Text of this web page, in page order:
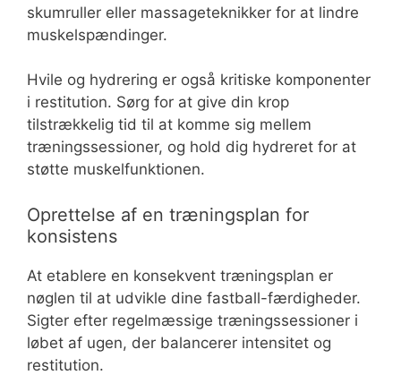
skumruller eller massageteknikker for at lindre
muskelspændinger.
Hvile og hydrering er også kritiske komponenter
i restitution. Sørg for at give din krop
tilstrækkelig tid til at komme sig mellem
træningssessioner, og hold dig hydreret for at
støtte muskelfunktionen.
Oprettelse af en træningsplan for
konsistens
At etablere en konsekvent træningsplan er
nøglen til at udvikle dine fastball-færdigheder.
Sigter efter regelmæssige træningssessioner i
løbet af ugen, der balancerer intensitet og
restitution.